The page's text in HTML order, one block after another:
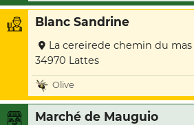
Blanc Sandrine
La cereirede chemin du
34970 Lattes
Olive
Marché de Mauguio